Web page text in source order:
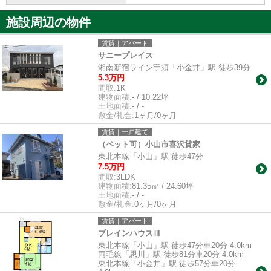
施設周辺の物件
賃貸｜アパート
サニープレイス
湘南新宿ライン宇須「小金井」駅 徒歩39分
5.3万円
間取:1K
建物面積:- / 10.22坪
土地面積:- / -
敷金/礼金:1ヶ月/0ヶ月
賃貸｜一戸建て
（ペット可）小山市喜沢貸家
東北本線「小山」駅 徒歩47分
7.5万円
間取:3LDK
建物面積:81.35㎡ / 24.60坪
土地面積:- / -
敷金/礼金:0ヶ月/0ヶ月
賃貸｜アパート
ブレインハウスⅢ
東北本線「小山」駅 徒歩47分車20分 4.0km
両毛線「思川」駅 徒歩81分車20分 4.0km
東北本線「小金井」駅 徒歩57分車20分